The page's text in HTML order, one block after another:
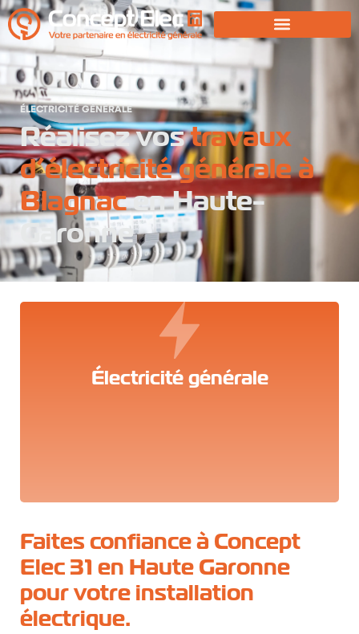
ÉLECTRICITÉ GÉNÉRALE
Réalisez vostravaux
d’électricité générale à
Blagnacen Haute-
Garonne
Électricité générale
Faites confiance à Concept
Elec 31 en Haute Garonne
pour votre installation
électrique.